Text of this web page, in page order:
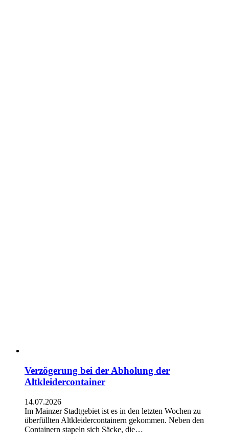
Verzögerung bei der Abholung der
Altkleidercontainer
14.07.2026
Im Mainzer Stadtgebiet ist es in den letzten Wochen zu
überfüllten Altkleidercontainern gekommen. Neben den
Containern stapeln sich Säcke, die…